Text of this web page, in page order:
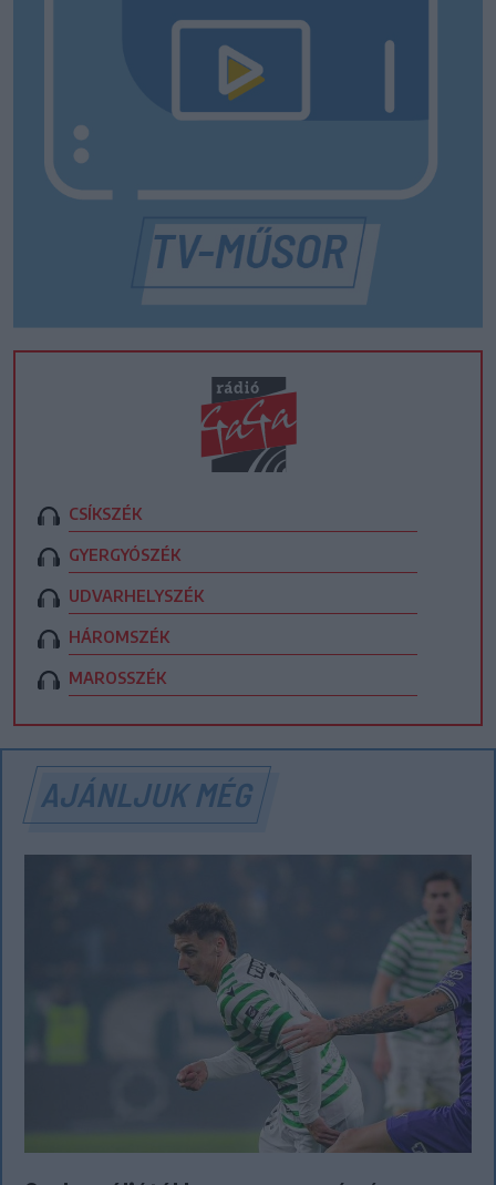
CSÍKSZÉK
GYERGYÓSZÉK
UDVARHELYSZÉK
HÁROMSZÉK
MAROSSZÉK
AJÁNLJUK MÉG